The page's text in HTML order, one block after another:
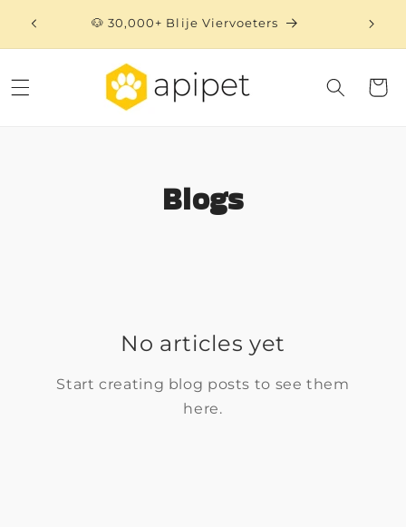
naar de
🐶 30,000+ Blije Viervoeters
Blogs
No articles yet
Start creating blog posts to see them
here.